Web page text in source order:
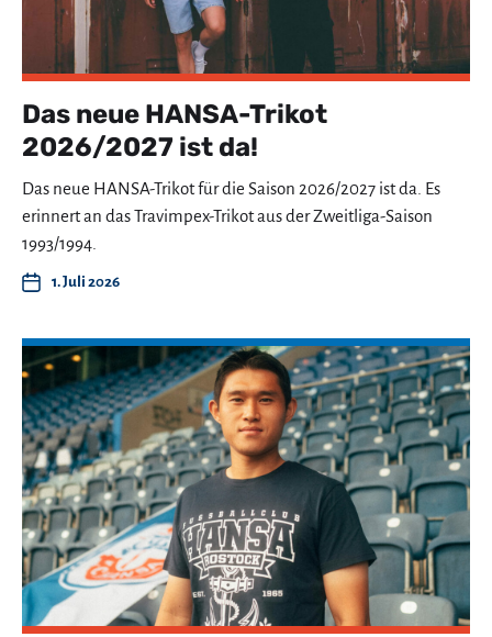
Das neue HANSA-Trikot
2026/2027 ist da!
Das neue HANSA-Trikot für die Saison 2026/2027 ist da. Es
erinnert an das Travimpex-Trikot aus der Zweitliga-Saison
1993/1994.
1. Juli 2026